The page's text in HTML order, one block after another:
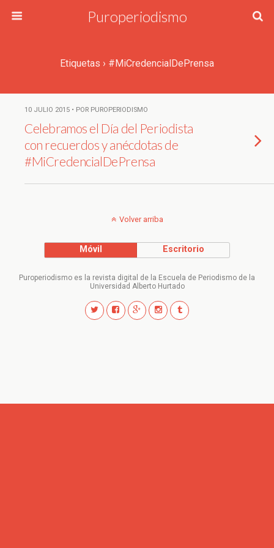
Puroperiodismo
Etiquetas › #MiCredencialDePrensa
10 JULIO 2015 • POR PUROPERIODISMO
Celebramos el Día del Periodista
con recuerdos y anécdotas de
#MiCredencialDePrensa
Volver arriba
Móvil Escritorio
Puroperiodismo es la revista digital de la Escuela de Periodismo de la
Universidad Alberto Hurtado